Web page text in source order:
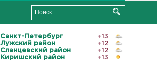
Санкт-Петербург
+13
Лужский район
+12
Сланцевский район
+12
Киришский район
+13